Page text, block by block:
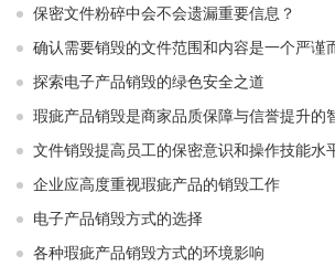
保密文件粉碎中会不会遗漏重要信息？
确认需要销毁的文件范围和内容是一个严谨
探索电子产品销毁的绿色安全之道
瑕疵产品销毁是商家品质保障与信誉提升的
文件销毁提高员工的保密意识和操作技能水
企业应高度重视瑕疵产品的销毁工作
电子产品销毁方式的选择
各种瑕疵产品销毁方式的环境影响